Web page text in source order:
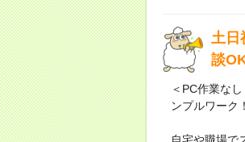
土日
談
＜PC作業な
ンプルワーク
自宅や職場で